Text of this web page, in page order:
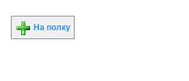
На полку